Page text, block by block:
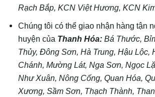
Rạch Bắp, KCN Việt Hương, KCN
Chúng tôi có thể giao nhận hàng tận
huyện của Thanh Hóa:Bá Thước,
Thủy, Đông Sơn, Hà Trung, Hậu Lộc,
Chánh, Mường Lát, Nga Sơn, Ngọc
Như Xuân, Nông Cống, Quan Hóa,
Xương, Sầm Sơn, Thạch Thành,